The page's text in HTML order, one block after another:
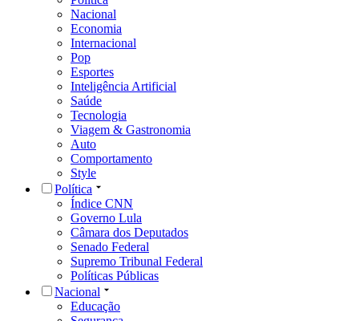
Nacional
Economia
Internacional
Pop
Esportes
Inteligência Artificial
Saúde
Tecnologia
Viagem & Gastronomia
Auto
Comportamento
Style
Política
Índice CNN
Governo Lula
Câmara dos Deputados
Senado Federal
Supremo Tribunal Federal
Políticas Públicas
Nacional
Educação